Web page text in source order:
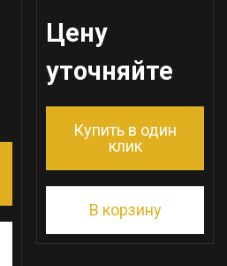
Цену
уточняйте
Купить в один
клик
В корзину